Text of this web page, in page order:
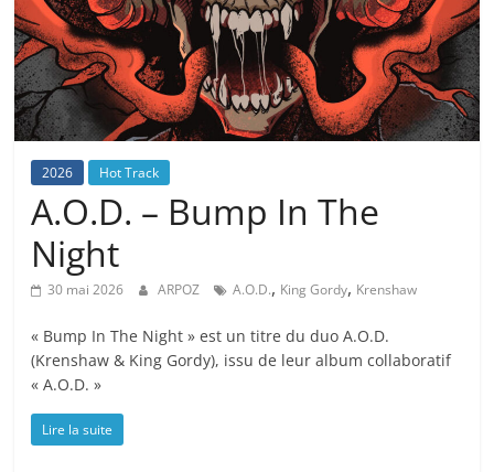
2026 Hot Track
A.O.D. – Bump In The
Night
30 mai 2026 ARPOZ A.O.D., King Gordy, Krenshaw
« Bump In The Night » est un titre du duo A.O.D.
(Krenshaw & King Gordy), issu de leur album collaboratif
« A.O.D. »
Lire la suite